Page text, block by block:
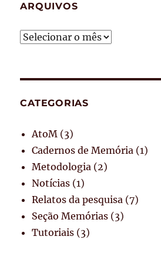
ARQUIVOS
Arquivos
CATEGORIAS
AtoM (3)
Cadernos de Memória (1)
Metodologia (2)
Notícias (1)
Relatos da pesquisa (7)
Seção Memórias (3)
Tutoriais (3)